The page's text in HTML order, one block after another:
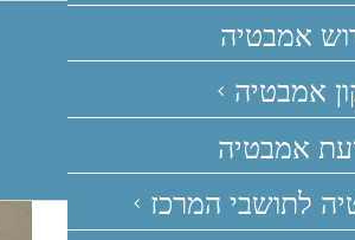
אמבטיה
אמבטיה
אמבטיה
לתושבי המרכז